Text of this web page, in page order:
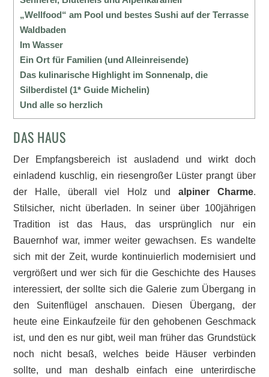
„Wellfood“ am Pool und bestes Sushi auf der Terrasse
Waldbaden
Im Wasser
Ein Ort für Familien (und Alleinreisende)
Das kulinarische Highlight im Sonnenalp, die
Silberdistel (1* Guide Michelin)
Und alle so herzlich
DAS HAUS
Der Empfangsbereich ist ausladend und wirkt doch
einladend kuschlig, ein riesengroßer Lüster prangt über
der Halle, überall viel Holz und alpiner Charme.
Stilsicher, nicht überladen. In seiner über 100jährigen
Tradition ist das Haus, das ursprünglich nur ein
Bauernhof war, immer weiter gewachsen. Es wandelte
sich mit der Zeit, wurde kontinuierlich modernisiert und
vergrößert und wer sich für die Geschichte des Hauses
interessiert, der sollte sich die Galerie zum Übergang in
den Suitenflügel anschauen. Diesen Übergang, der
heute eine Einkaufzeile für den gehobenen Geschmack
ist, und den es nur gibt, weil man früher das Grundstück
noch nicht besaß, welches beide Häuser verbinden
sollte, und man deshalb einfach eine unterirdische